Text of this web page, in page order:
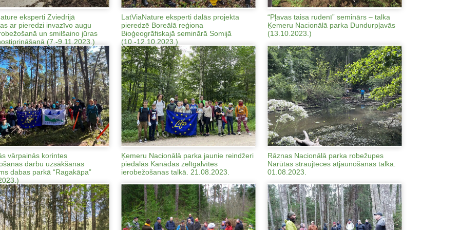
eksperti Zviedrijā
ar pieredzi invazīvo augu
un smilšaino jūras
(7.-9.11.2023.)
LatViaNature eksperti dalās projekta
pieredzē Boreālā reģiona
Bioģeogrāfiskajā seminārā Somijā
(10.-12.10.2023.)
“Pļavas taisa rudenī” seminārs – talka
Ķemeru Nacionālā parka Dundurpļavās
(13.10.2023.)
vārpainās korintes
darbu uzsākšanas
dabas parkā “Ragakāpa”
Ķemeru Nacionālā parka jaunie reindžeri
piedalās Kanādas zeltgalvītes
ierobežošanas talkā. 21.08.2023.
Rāznas Nacionālā parka robežupes
Narūtas straujteces atjaunošanas talka.
01.08.2023.